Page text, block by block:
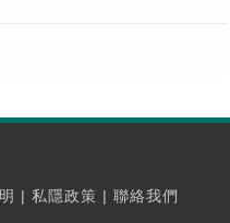
| 私隱政策 | 聯絡我們